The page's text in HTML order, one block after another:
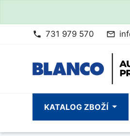
phone 731 979 570 mail_outline
KATALOG ZBOŽÍ